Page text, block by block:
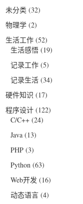
未分类 (32)
物理学 (2)
生活工作 (52)
生活感悟 (19)
记录工作 (5)
记录生活 (34)
硬件知识 (17)
程序设计 (122)
C/C++ (24)
Java (13)
PHP (3)
Python (63)
Web开发 (16)
动态语言 (4)